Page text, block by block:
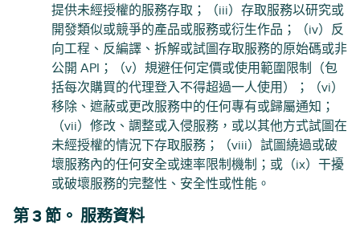
提供未經授權的服務存取；（iii）存取服務以研究或
開發類似或競爭的產品或服務或衍生作品；（iv）反
向工程、反編譯、拆解或試圖存取服務的原始碼或非
公開 API；（v）規避任何定價或使用範圍限制（包
括每次購買的代理登入不得超過一人使用）；（vi）
移除、遮蔽或更改服務中的任何專有或歸屬通知；
（vii）修改、調整或入侵服務，或以其他方式試圖在
未經授權的情況下存取服務；（viii）試圖繞過或破
壞服務內的任何安全或速率限制機制；或（ix）干擾
或破壞服務的完整性、安全性或性能。
第 3 節。 服務資料